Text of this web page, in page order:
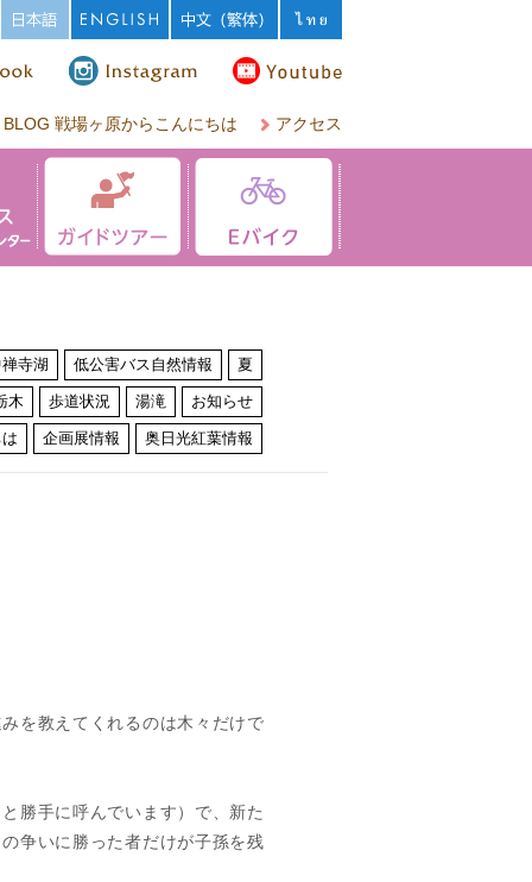
BLOG 戦場ヶ原からこんにちは アクセス
寺湖 低公害バス自然情報 夏
木 歩道状況 湯滝 お知らせ
企画展情報 奥日光紅葉情報
を教えてくれるのは木々だけで
勝手に呼んでいます）で、新た
争いに勝った者だけが子孫を残